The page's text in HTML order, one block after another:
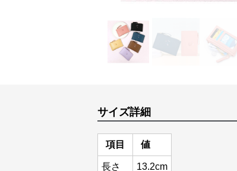
サイズ詳細
項目 値
長さ 13.2cm